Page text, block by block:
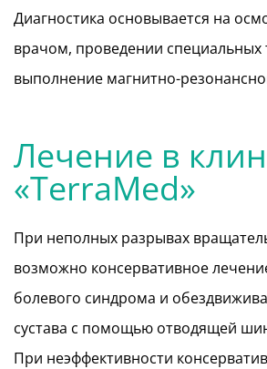
Диагностика основывается на
врачом, проведении специальных
выполнение магнитно-
Лечение в
«TerraMed»
При неполных разрывах
возможно консервативное
болевого синдрома и
сустава с помощью отводящей
При неэффективности